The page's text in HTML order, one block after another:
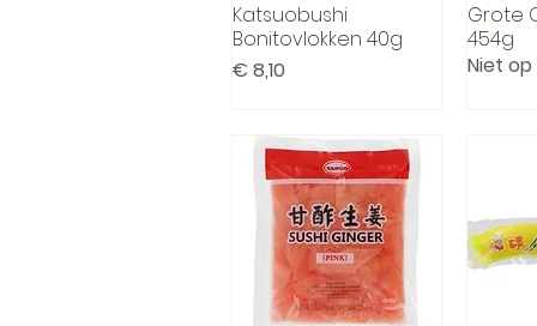
Snel overzicht
Katsuobushi
Bonitovlokken 40g
Prijs
€ 8,10
Grote
454g
Niet